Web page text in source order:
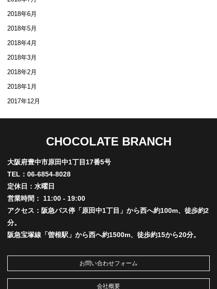
2018年6月
2018年5月
2018年4月
2018年3月
2018年2月
2018年1月
2017年12月
CHOCOLATE BRANCH
大阪府豊中市原田中1丁目17番5号
TEL：06-6854-8028
定休日：水曜日
営業時間： 11:00 - 19:00
アクセス：阪急バス停「原田中1丁目」から西へ約100m、徒歩約2
分。
阪急宝塚線「曽根駅」から西へ約1500m、徒歩約15から20分。
お問い合わせフォーム
会社概要